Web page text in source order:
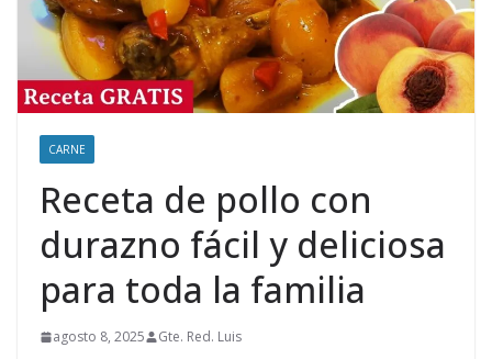
CARNE
Receta de pollo con
durazno fácil y deliciosa
para toda la familia
agosto 8, 2025 Gte. Red. Luis